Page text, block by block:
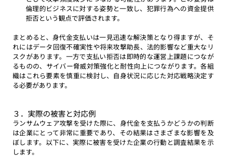
倫理的ビジネスに対する姿勢と一致し、犯罪行為への資金提供
拒否という観点で評価されます。
まとめると、身代金支払いは一見迅速な解決策となり得ますが、そ
れにはデータ回復不確実性や将来攻撃助長、法的影響など重大なリ
スクがあります。一方で支払い拒否は即時的な運営上課題につなが
るものの、サイバー脅威対策強化と耐性向上につながります。各組
織はこれら要素を慎重に検討し、自身状況に応じた対応戦略決定す
る必要があります。
３．実際の被害と対応例
ランサムウェア攻撃を受けた際に、身代金を支払うかどうかの判断
は企業にとって非常に重要であり、その結果はさまざまな影響を及
ぼします。以下に、実際に被害を受けた企業の行動と調査結果を示
します。